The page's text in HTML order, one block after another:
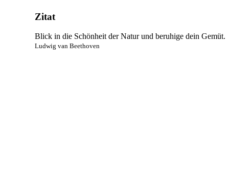
Zitat
Blick in die Schönheit der Natur und beruhige dein Gemüt.
Ludwig van Beethoven